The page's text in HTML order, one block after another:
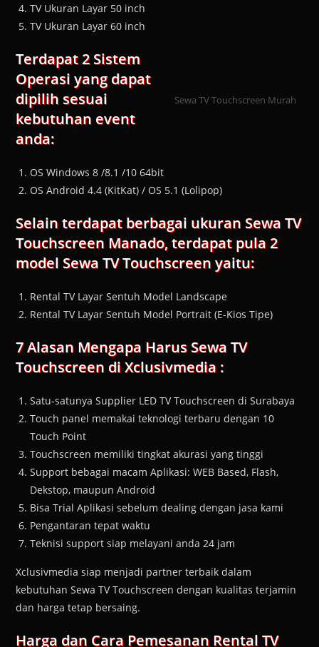
Sewa TV Touchscreen Murah
TV Ukuran Layar 50 inch
TV Ukuran Layar 60 inch
Terdapat 2 Sistem
Operasi yang dapat
dipilih sesuai
kebutuhan event
anda:
OS Windows 8 /8.1 /10 64bit
OS Android 4.4 (KitKat) / OS 5.1 (Lolipop)
Selain terdapat berbagai ukuran Sewa TV
Touchscreen Manado, terdapat pula 2
model Sewa TV Touchscreen yaitu:
Rental TV Layar Sentuh Model Landscape
Rental TV Layar Sentuh Model Portrait (E-Kios Tipe)
7 Alasan Mengapa Harus Sewa TV
Touchscreen di Xclusivmedia :
Satu-satunya Supplier LED TV Touchscreen di Surabaya
Touch panel memakai teknologi terbaru dengan 10
Touch Point
Touchscreen memiliki tingkat akurasi yang tinggi
Support bebagai macam Aplikasi: WEB Based, Flash,
Dekstop, maupun Android
Bisa Trial Aplikasi sebelum dealing dengan jasa kami
Pengantaran tepat waktu
Teknisi support siap melayani anda 24 jam
Xclusivmedia siap menjadi partner terbaik dalam
kebutuhan Sewa TV Touchscreen dengan kualitas terjamin
dan harga tetap bersaing.
Harga dan Cara Pemesanan Rental TV